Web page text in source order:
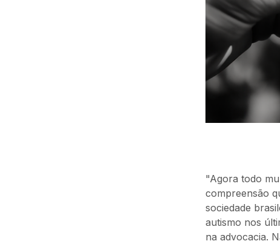
"Agora todo
compreensão
sociedade
autismo nos
na advocacia.